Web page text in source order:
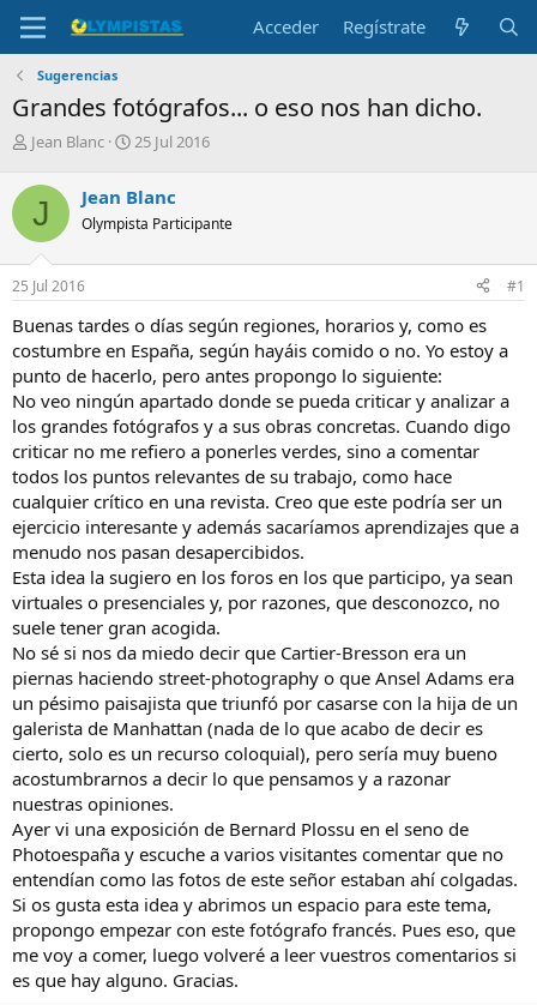
Acceder Regístrate
Sugerencias
Grandes fotógrafos... o eso nos han dicho.
I
i
i
a
d
o
d
e
l
t
e
m
a
Jean Blanc
F
h
a
e
i
c
i
o
25 Jul 2016
J Jean Blanc
Olympista Participante
25 Jul 2016 #1
Buenas tardes o días según regiones, horarios y, como es
costumbre en España, según hayáis comido o no. Yo estoy a
punto de hacerlo, pero antes propongo lo siguiente:
No veo ningún apartado donde se pueda criticar y analizar a
los grandes fotógrafos y a sus obras concretas. Cuando digo
criticar no me refiero a ponerles verdes, sino a comentar
todos los puntos relevantes de su trabajo, como hace
cualquier crítico en una revista. Creo que este podría ser un
ejercicio interesante y además sacaríamos aprendizajes que a
menudo nos pasan desapercibidos.
Esta idea la sugiero en los foros en los que participo, ya sean
virtuales o presenciales y, por razones, que desconozco, no
suele tener gran acogida.
No sé si nos da miedo decir que Cartier-Bresson era un
piernas haciendo street-photography o que Ansel Adams era
un pésimo paisajista que triunfó por casarse con la hija de un
galerista de Manhattan (nada de lo que acabo de decir es
cierto, solo es un recurso coloquial), pero sería muy bueno
acostumbrarnos a decir lo que pensamos y a razonar
nuestras opiniones.
Ayer vi una exposición de Bernard Plossu en el seno de
Photoespaña y escuche a varios visitantes comentar que no
entendían como las fotos de este señor estaban ahí colgadas.
Si os gusta esta idea y abrimos un espacio para este tema,
propongo empezar con este fotógrafo francés. Pues eso, que
me voy a comer, luego volveré a leer vuestros comentarios si
es que hay alguno. Gracias.